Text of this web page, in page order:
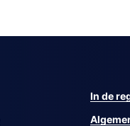
In de